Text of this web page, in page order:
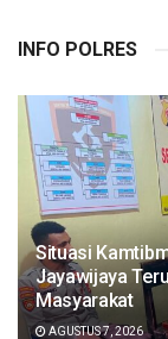
INFO POLRES
Situasi
Jayawijaya
Masyarakat
AGUSTUS 7, 2026